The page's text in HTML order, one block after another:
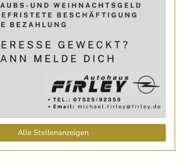
Alle Stellenanzeigen